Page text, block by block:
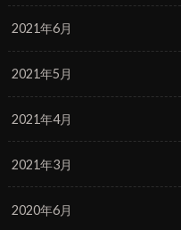
2021年6月
2021年5月
2021年4月
2021年3月
2020年6月